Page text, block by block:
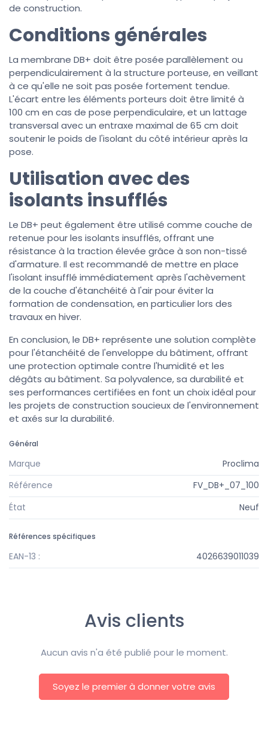
de construction.
Conditions générales
La membrane DB+ doit être posée parallèlement ou
perpendiculairement à la structure porteuse, en veillant
à ce qu'elle ne soit pas posée fortement tendue.
L'écart entre les éléments porteurs doit être limité à
100 cm en cas de pose perpendiculaire, et un lattage
transversal avec un entraxe maximal de 65 cm doit
soutenir le poids de l'isolant du côté intérieur après la
pose.
Utilisation avec des
isolants insufflés
Le DB+ peut également être utilisé comme couche de
retenue pour les isolants insufflés, offrant une
résistance à la traction élevée grâce à son non-tissé
d'armature. Il est recommandé de mettre en place
l'isolant insufflé immédiatement après l'achèvement
de la couche d'étanchéité à l'air pour éviter la
formation de condensation, en particulier lors des
travaux en hiver.
En conclusion, le DB+ représente une solution complète
pour l'étanchéité de l'enveloppe du bâtiment, offrant
une protection optimale contre l'humidité et les
dégâts au bâtiment. Sa polyvalence, sa durabilité et
ses performances certifiées en font un choix idéal pour
les projets de construction soucieux de l'environnement
et axés sur la durabilité.
Général
Marque
Proclima
Référence
FV_DB+_07_100
État
Neuf
Références spécifiques
EAN-13 : 4026639011039
Avis clients
Aucun avis n'a été publié pour le moment.
Soyez le premier à donner votre avis